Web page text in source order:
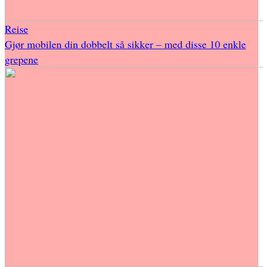
Reise
Gjør mobilen din dobbelt så sikker – med disse 10 enkle
grepene